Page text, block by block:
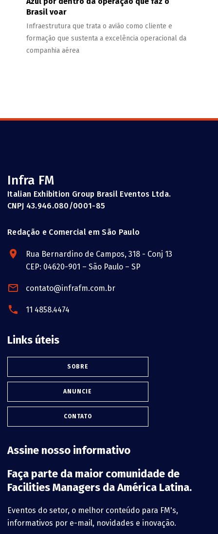
Brasil voar
Infraestrutura que trata o avião como cliente e
formação que sustenta a excelência operacional da
companhia aérea
Infra FM
Italian Exhibition Group Brasil Eventos Ltda.
CNPJ 43.946.080/0001-85
Redação e Comercial em São Paulo
Rua Bernardino de Campos, 318 - Conj 13
CEP: 04620-901 – São Paulo – SP
contato@infrafm.com.br
11 4858.4474
Links úteis
SOBRE
ANUNCIE
CONTATO
Assine nosso informativo
Faça parte da maior comunidade de
Facilities Managers da América Latina.
Eventos do setor, o melhor conteúdo para FM's,
informativos por e-mail, novidades e inovação.